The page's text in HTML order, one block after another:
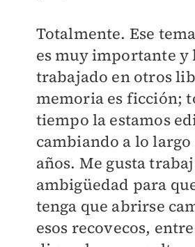
Totalmente. Ese
es muy importante y
trabajado en otros
memoria es ficción;
tiempo la estamos
cambiando a lo largo
años. Me gusta
ambigüedad para
tenga que abrirse
esos recovecos,